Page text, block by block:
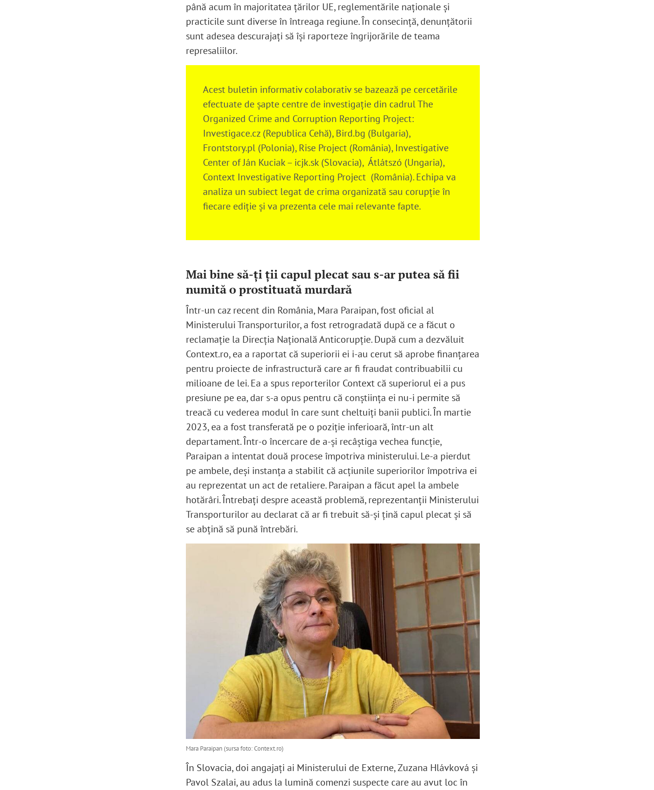
până acum în majoritatea țărilor UE, reglementările naționale și
practicile sunt diverse în întreaga regiune. În consecință, denunțătorii
sunt adesea descurajați să își raporteze îngrijorările de teama
represaliilor.
Acest buletin informativ colaborativ se bazează pe cercetările
efectuate de șapte centre de investigație din cadrul The
Organized Crime and Corruption Reporting Project:
Investigace.cz (Republica Cehă), Bird.bg (Bulgaria),
Frontstory.pl (Polonia), Rise Project (România), Investigative
Center of Ján Kuciak – icjk.sk (Slovacia), Átlátszó (Ungaria),
Context Investigative Reporting Project (România). Echipa va
analiza un subiect legat de crima organizată sau corupție în
fiecare ediție și va prezenta cele mai relevante fapte.
Mai bine să-ți ții capul plecat sau s-ar putea să fii
numită o prostituată murdară
Într-un caz recent din România, Mara Paraipan, fost oficial al
Ministerului Transporturilor, a fost retrogradată după ce a făcut o
reclamație la Direcția Națională Anticorupție. După cum a dezvăluit
Context.ro, ea a raportat că superiorii ei i-au cerut să aprobe finanțarea
pentru proiecte de infrastructură care ar fi fraudat contribuabilii cu
milioane de lei. Ea a spus reporterilor Context că superiorul ei a pus
presiune pe ea, dar s-a opus pentru că conștiința ei nu-i permite să
treacă cu vederea modul în care sunt cheltuiți banii publici. În martie
2023, ea a fost transferată pe o poziție inferioară, într-un alt
departament. Într-o încercare de a-și recâștiga vechea funcție,
Paraipan a intentat două procese împotriva ministerului. Le-a pierdut
pe ambele, deși instanța a stabilit că acțiunile superiorilor împotriva ei
au reprezentat un act de retaliere. Paraipan a făcut apel la ambele
hotărâri. Întrebați despre această problemă, reprezentanții Ministerului
Transporturilor au declarat că ar fi trebuit să-și țină capul plecat și să
se abțină să pună întrebări.
Mara Paraipan (sursa foto: Context.ro)
În Slovacia, doi angajați ai Ministerului de Externe, Zuzana Hlávková și
Pavol Szalai, au adus la lumină comenzi suspecte care au avut loc în